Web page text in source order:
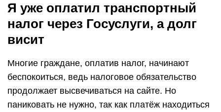
Я уже оплатил транспортный
налог через Госуслуги, а долг
висит
Многие граждане, оплатив налог, начинают
беспокоиться, ведь налоговое обязательство
продолжает высвечиваться на сайте. Но
паниковать не нужно, так как платёж находиться